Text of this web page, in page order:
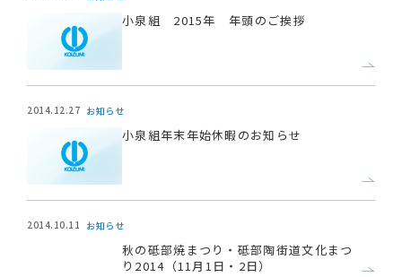
小泉組 2015年 年頭のご挨拶
2014.12.27 お知らせ
小泉組年末年始休暇のお知らせ
2014.10.11 お知らせ
秋の砥部焼まつり・砥部陶街道文化まつ
り2014（11月1日・2日）